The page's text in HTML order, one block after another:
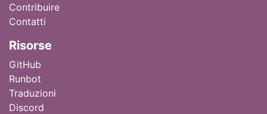
Contribuire
Contatti
Risorse
GitHub
Runbot
Traduzioni
Discord